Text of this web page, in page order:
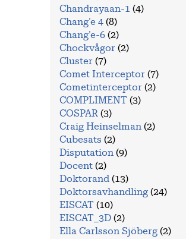
Chandrayaan-1 (4)
Chang'e 4 (8)
Chang'e-6 (2)
Chockvågor (2)
Cluster (7)
Comet Interceptor (7)
Cometinterceptor (2)
COMPLIMENT (3)
COSPAR (3)
Craig Heinselman (2)
Cubesats (2)
Disputation (9)
Docent (2)
Doktorand (13)
Doktorsavhandling (24)
EISCAT (10)
EISCAT_3D (2)
Ella Carlsson Sjöberg (2)